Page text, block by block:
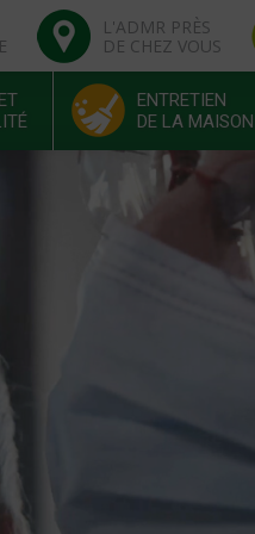
L'ADMR PRÈS
DE CHEZ VOUS
ENTRETIEN
DE LA MAISON